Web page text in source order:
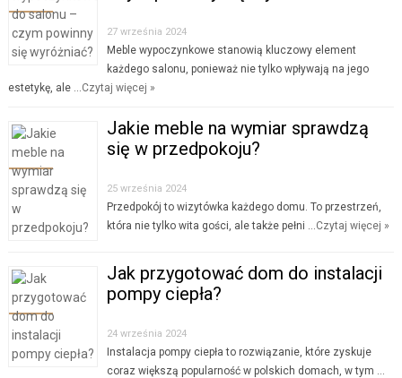
27 września 2024
Meble wypoczynkowe stanowią kluczowy element
każdego salonu, ponieważ nie tylko wpływają na jego
estetykę, ale …Czytaj więcej »
Jakie meble na wymiar sprawdzą
się w przedpokoju?
25 września 2024
Przedpokój to wizytówka każdego domu. To przestrzeń,
która nie tylko wita gości, ale także pełni …Czytaj więcej »
Jak przygotować dom do instalacji
pompy ciepła?
24 września 2024
Instalacja pompy ciepła to rozwiązanie, które zyskuje
coraz większą popularność w polskich domach, w tym …